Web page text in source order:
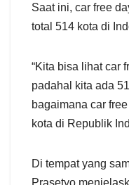
Saat ini, car free
total 514 kota di
“Kita bisa lihat car
padahal kita ada
bagaimana car
kota di Republik
Di tempat yang
Prasetyo